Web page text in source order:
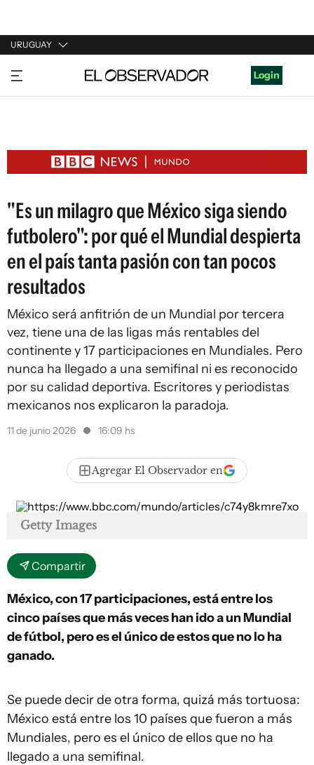
URUGUAY
URUGUAY
ARGENTINA
ESTADOS UNIDOS
Login
"Es un milagro que México siga siendo
futbolero": por qué el Mundial despierta
en el país tanta pasión con tan pocos
resultados
México será anfitrión de un Mundial por tercera
vez, tiene una de las ligas más rentables del
continente y 17 participaciones en Mundiales. Pero
nunca ha llegado a una semifinal ni es reconocido
por su calidad deportiva. Escritores y periodistas
mexicanos nos explicaron la paradoja.
11 de junio 2026 16:09 hs
Agregar El Observador en
Getty Images
Compartir
México, con 17 participaciones, está entre los
cinco países que más veces han ido a un Mundial
de fútbol, pero es el único de estos que no lo ha
ganado.
Se puede decir de otra forma, quizá más tortuosa:
México está entre los 10 países que fueron a más
Mundiales, pero es el único de ellos que no ha
llegado a una semifinal.